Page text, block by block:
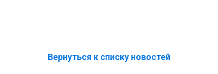
Вернуться к списку новостей